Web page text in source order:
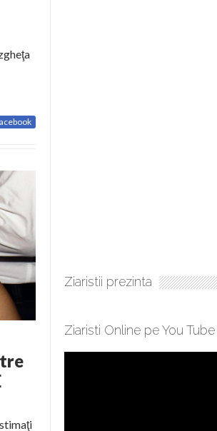
Ziaristii prezinta
Ziaristi Online pe You Tube